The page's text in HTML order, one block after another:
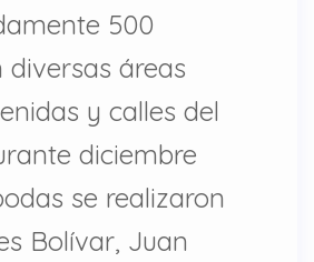
500
diversas áreas
y calles del
diciembre
se realizaron
Bolívar, Juan